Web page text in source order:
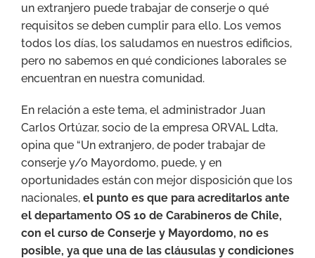
un extranjero puede trabajar de conserje o qué
requisitos se deben cumplir para ello. Los vemos
todos los días, los saludamos en nuestros edificios,
pero no sabemos en qué condiciones laborales se
encuentran en nuestra comunidad.
En relación a este tema, el administrador Juan
Carlos Ortúzar, socio de la empresa ORVAL Ldta,
opina que “Un extranjero, de poder trabajar de
conserje y/o Mayordomo, puede, y en
oportunidades están con mejor disposición que los
nacionales, el punto es que para acreditarlos ante
el departamento OS 10 de Carabineros de Chile,
con el curso de Conserje y Mayordomo, no es
posible, ya que una de las cláusulas y condiciones